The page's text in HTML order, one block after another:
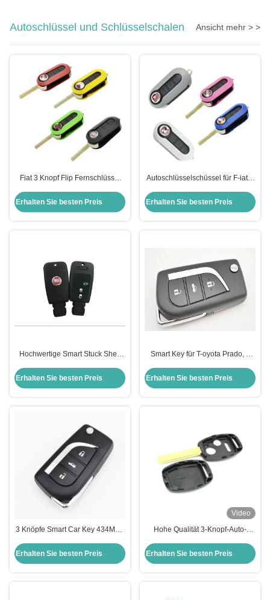
Autoschlüssel und Schlüsselschalen Ansicht mehr > >
Fiat 3 Knopf Flip Fernschlüssel
Option
Erhalten Sie besten Preis
Autoschlüsselschüssel für F-iat 3
Fernschlüsselschüssel
Anpassungsfähige Farboptionen
Erhalten Sie besten Preis
Hochwertige Smart Stuck Shell
Schlüsselschüssel für F-iat
Erhalten Sie besten Preis
Smart Key für T-oyota Prado, 3
434MHZ
Erhalten Sie besten Preis
3 Knöpfe Smart Car Key 434MHZ
Erhalten Sie besten Preis
Video
Hohe Qualität 3-Knopf-Auto-
Schlüssel Ersatzabdeckung für
Erhalten Sie besten Preis